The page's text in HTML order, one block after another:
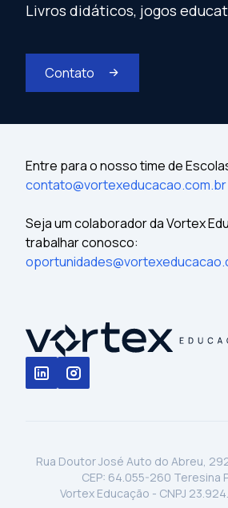
Livros didáticos, jogos
Contato
Entre para o nosso time de
contato@vortexeducacao.com.br
Seja um colaborador da Vortex
trabalhar conosco:
Rua Doutor José Auto do Abreu,
CEP: 64.055-260 Teresina
Vortex Educação - CNPJ